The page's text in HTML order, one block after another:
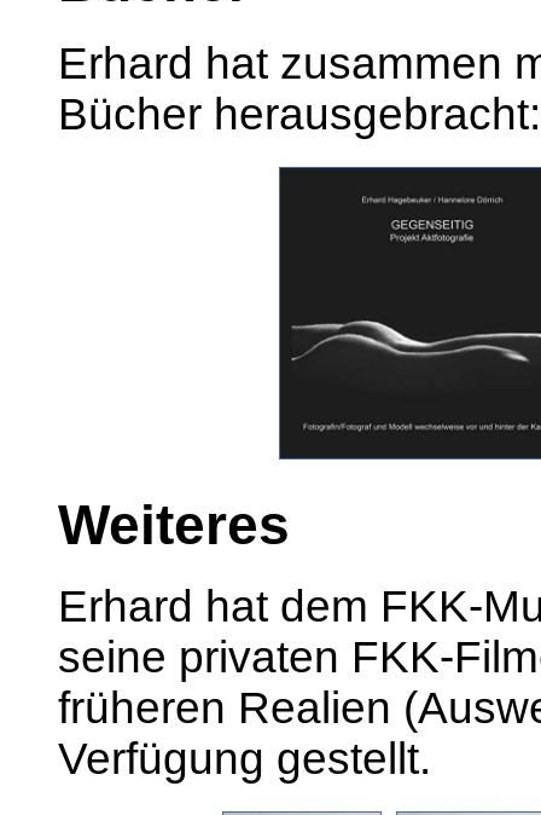
Erhard hat zusammen
Bücher herausgebracht:
Weiteres
Erhard hat dem FKK-
seine privaten FKK-
früheren Realien
Verfügung gestellt.